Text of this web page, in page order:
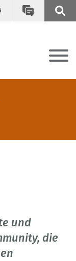
und
die